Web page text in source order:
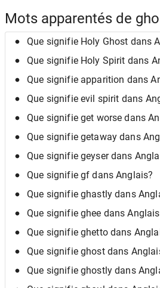
Mots apparentés de
Que signifie Holy Ghost dans
Que signifie Holy Spirit dans
Que signifie apparition dans
Que signifie evil spirit dans
Que signifie get worse dans
Que signifie getaway dans
Que signifie geyser dans
Que signifie gf dans Anglais?
Que signifie ghastly dans
Que signifie ghee dans
Que signifie ghetto dans
Que signifie ghost dans
Que signifie ghostly dans